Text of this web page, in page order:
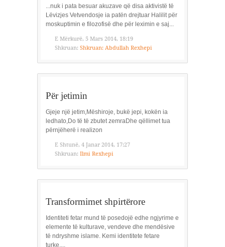
...nuk i pata besuar akuzave që disa aktivistë të
Lëvizjes Vetvendosje ia patën drejtuar Halilit për
moskuptimin e filozofisë dhe për leximin e saj...
E Mërkurë, 5 Mars 2014, 18:19
Shkruan: Shkruan: Abdullah Rexhepi
Për jetimin
Gjeje një jetim,Mëshiroje, bukë jepi, kokën ia
ledhato,Do të të zbutet zemraDhe qëllimet tua
përnjëherë i realizon
E Shtunë, 4 Janar 2014, 17:27
Shkruan: Ilmi Rexhepi
Transformimet shpirtërore
Identiteti fetar mund të posedojë edhe ngjyrime e
elemente të kulturave, vendeve dhe mendësive
të ndryshme islame. Kemi identitete fetare
turke,...